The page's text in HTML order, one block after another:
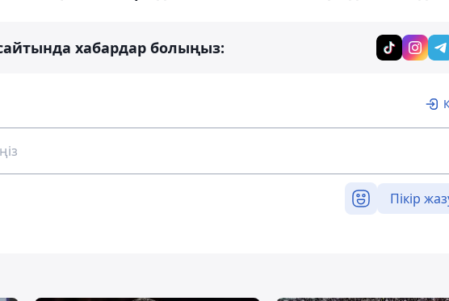
хабардар болыңыз:
Пікір